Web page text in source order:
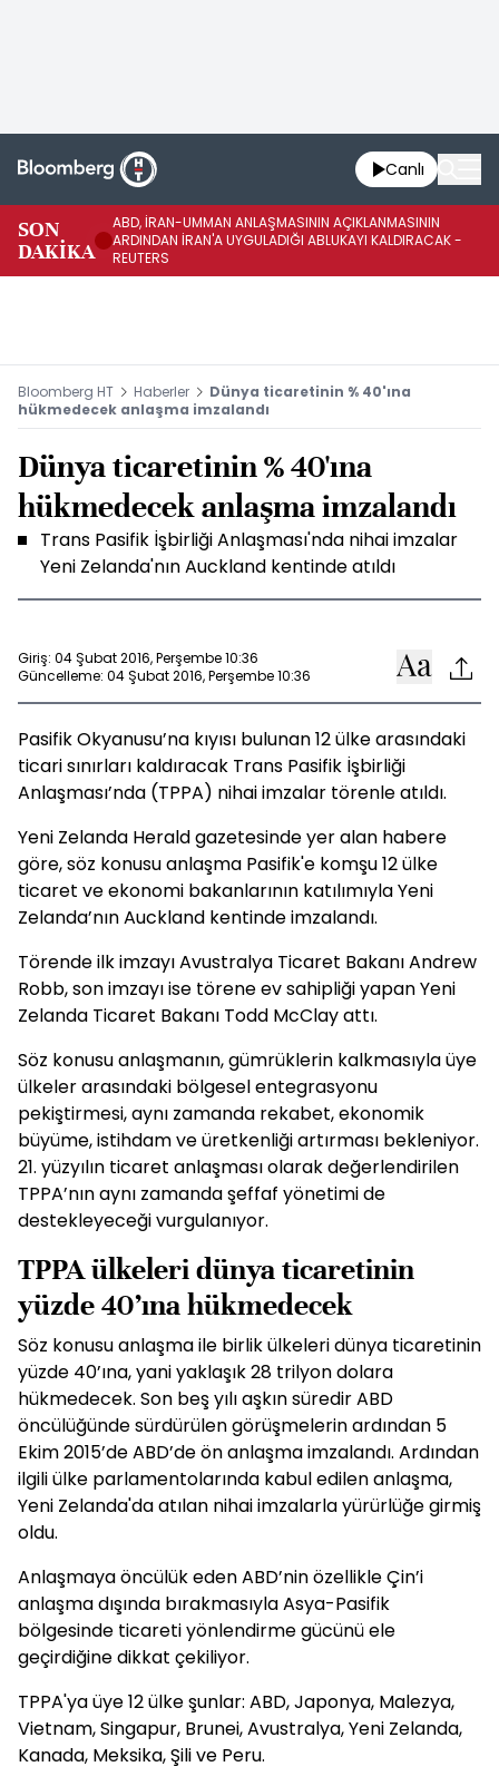
Canlı
SON
DAKİKA
ABD, İRAN-UMMAN ANLAŞMASININ AÇIKLANMASININ
ARDINDAN İRAN'A UYGULADIĞI ABLUKAYI KALDIRACAK -
REUTERS
Bloomberg HT Haberler
Dünya ticaretinin % 40'ına
hükmedecek anlaşma imzalandı
Dünya ticaretinin % 40'ına
hükmedecek anlaşma imzalandı
Trans Pasifik İşbirliği Anlaşması'nda nihai imzalar
Yeni Zelanda'nın Auckland kentinde atıldı
Giriş: 04 Şubat 2016, Perşembe 10:36
Güncelleme: 04 Şubat 2016, Perşembe 10:36
Pasifik Okyanusu’na kıyısı bulunan 12 ülke arasındaki
ticari sınırları kaldıracak Trans Pasifik İşbirliği
Anlaşması’nda (TPPA) nihai imzalar törenle atıldı.
Yeni Zelanda Herald gazetesinde yer alan habere
göre, söz konusu anlaşma Pasifik'e komşu 12 ülke
ticaret ve ekonomi bakanlarının katılımıyla Yeni
Zelanda’nın Auckland kentinde imzalandı.
Törende ilk imzayı Avustralya Ticaret Bakanı Andrew
Robb, son imzayı ise törene ev sahipliği yapan Yeni
Zelanda Ticaret Bakanı Todd McClay attı.
Söz konusu anlaşmanın, gümrüklerin kalkmasıyla üye
ülkeler arasındaki bölgesel entegrasyonu
pekiştirmesi, aynı zamanda rekabet, ekonomik
büyüme, istihdam ve üretkenliği artırması bekleniyor.
21. yüzyılın ticaret anlaşması olarak değerlendirilen
TPPA’nın aynı zamanda şeffaf yönetimi de
destekleyeceği vurgulanıyor.
TPPA ülkeleri dünya ticaretinin
yüzde 40’ına hükmedecek
Söz konusu anlaşma ile birlik ülkeleri dünya ticaretinin
yüzde 40’ına, yani yaklaşık 28 trilyon dolara
hükmedecek. Son beş yılı aşkın süredir ABD
öncülüğünde sürdürülen görüşmelerin ardından 5
Ekim 2015’de ABD’de ön anlaşma imzalandı. Ardından
ilgili ülke parlamentolarında kabul edilen anlaşma,
Yeni Zelanda'da atılan nihai imzalarla yürürlüğe girmiş
oldu.
Anlaşmaya öncülük eden ABD’nin özellikle Çin’i
anlaşma dışında bırakmasıyla Asya-Pasifik
bölgesinde ticareti yönlendirme gücünü ele
geçirdiğine dikkat çekiliyor.
TPPA'ya üye 12 ülke şunlar: ABD, Japonya, Malezya,
Vietnam, Singapur, Brunei, Avustralya, Yeni Zelanda,
Kanada, Meksika, Şili ve Peru.